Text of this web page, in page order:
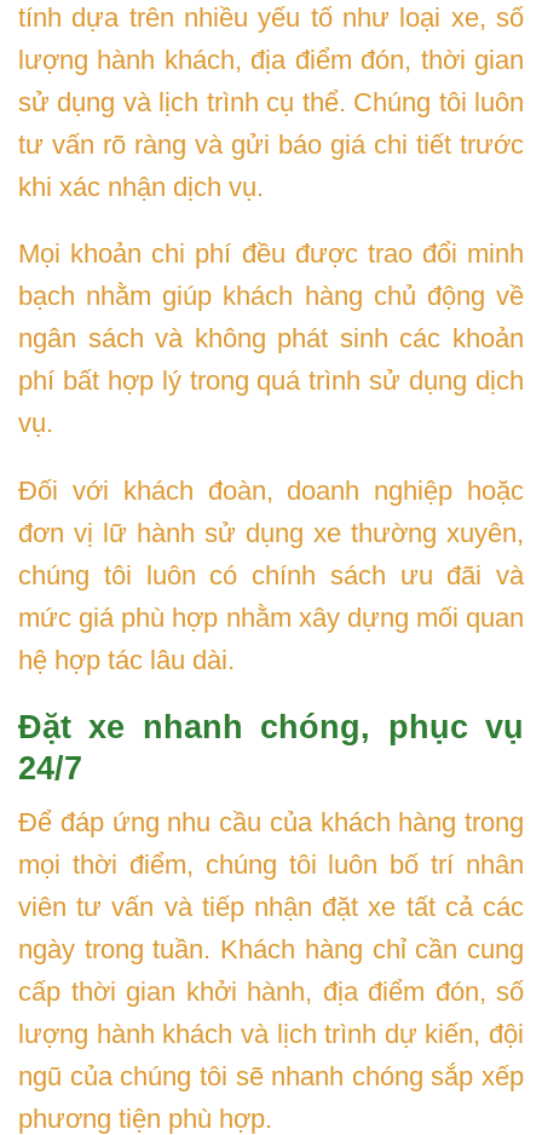
tính dựa trên nhiều yếu tố như loại xe, số
lượng hành khách, địa điểm đón, thời gian
sử dụng và lịch trình cụ thể. Chúng tôi luôn
tư vấn rõ ràng và gửi báo giá chi tiết trước
khi xác nhận dịch vụ.
Mọi khoản chi phí đều được trao đổi minh
bạch nhằm giúp khách hàng chủ động về
ngân sách và không phát sinh các khoản
phí bất hợp lý trong quá trình sử dụng dịch
vụ.
Đối với khách đoàn, doanh nghiệp hoặc
đơn vị lữ hành sử dụng xe thường xuyên,
chúng tôi luôn có chính sách ưu đãi và
mức giá phù hợp nhằm xây dựng mối quan
hệ hợp tác lâu dài.
Đặt xe nhanh chóng, phục vụ
24/7
Để đáp ứng nhu cầu của khách hàng trong
mọi thời điểm, chúng tôi luôn bố trí nhân
viên tư vấn và tiếp nhận đặt xe tất cả các
ngày trong tuần. Khách hàng chỉ cần cung
cấp thời gian khởi hành, địa điểm đón, số
lượng hành khách và lịch trình dự kiến, đội
ngũ của chúng tôi sẽ nhanh chóng sắp xếp
phương tiện phù hợp.